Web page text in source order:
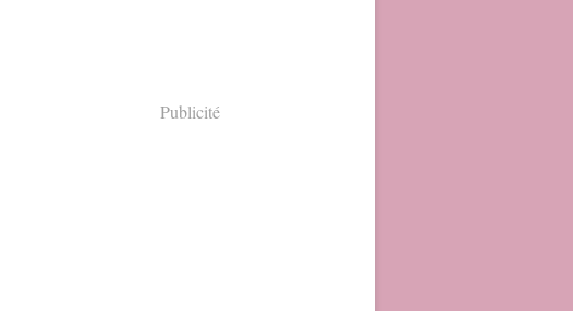
Publicité